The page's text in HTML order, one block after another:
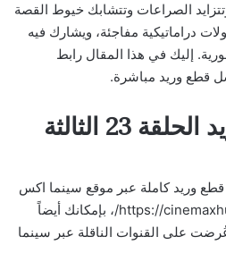
الصراعات وتتشابك خيوط القصة
دراماتيكية مفاجئة، ويشارك فيه
إليك في هذا المقال رابط
مسلسل قطع وريد الحلقة 23 الثالثة
من مسلسل قطع وريد كاملة عبر موقع سينما اكس
https:// ، بإمكانك أيضاً
على القنوات الناقلة عبر سينما